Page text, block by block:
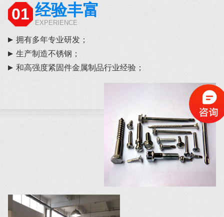
01 经验丰富
EXPERIENCE
拥有多年专业研发；
生产制造不锈钢；
和高强度紧固件金属制品行业经验；